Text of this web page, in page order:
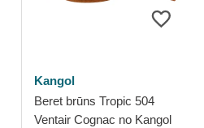
Kangol
Beret brūns Tropic 504
Ventair Cognac no Kangol